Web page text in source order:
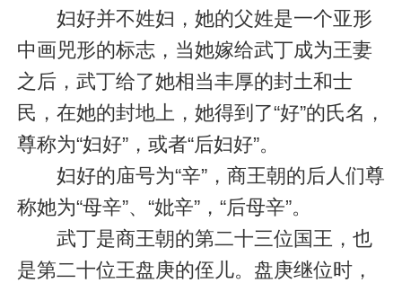
妇好并不姓妇，她的父姓是一个亚形
中画兕形的标志，当她嫁给武丁成为王妻
之后，武丁给了她相当丰厚的封土和士
民，在她的封地上，她得到了“好”的氏名，
尊称为“妇好”，或者“后妇好”。
妇好的庙号为“辛”，商王朝的后人们尊
称她为“母辛”、“妣辛”，“后母辛”。
武丁是商王朝的第二十三位国王，也
是第二十位王盘庚的侄儿。盘庚继位时，